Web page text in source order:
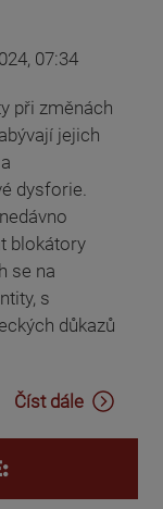
07:34
při změnách
jejich
dysforie.
blokátory
se na
s
důkazů
Číst dále